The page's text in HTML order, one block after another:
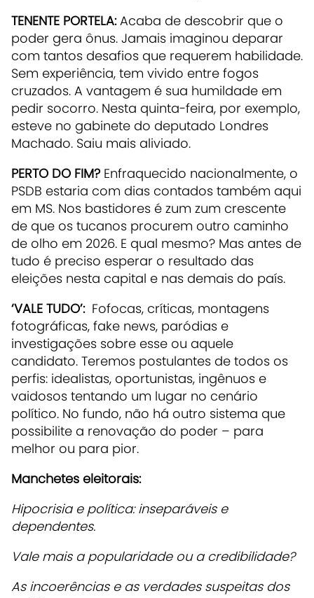
TENENTE PORTELA:Acaba de descobrir que o
poder gera ônus. Jamais imaginou deparar
com tantos desafios que requerem habilidade.
Sem experiência, tem vivido entre fogos
cruzados. A vantagem é sua humildade em
pedir socorro. Nesta quinta-feira, por exemplo,
esteve no gabinete do deputado Londres
Machado. Saiu mais aliviado.
PERTO DO FIM?Enfraquecido nacionalmente, o
PSDB estaria com dias contados também aqui
em MS. Nos bastidores é zum zum crescente
de que os tucanos procurem outro caminho
de olho em 2026. E qual mesmo? Mas antes de
tudo é preciso esperar o resultado das
eleições nesta capital e nas demais do país.
‘VALE TUDO’: Fofocas, críticas, montagens
fotográficas, fake news, paródias e
investigações sobre esse ou aquele
candidato. Teremos postulantes de todos os
perfis: idealistas, oportunistas, ingênuos e
vaidosos tentando um lugar no cenário
político. No fundo, não há outro sistema que
possibilite a renovação do poder – para
melhor ou para pior.
Manchetes eleitorais:
Hipocrisia e política: inseparáveis e
dependentes.
Vale mais a popularidade ou a credibilidade?
As incoerências e as verdades suspeitas dos